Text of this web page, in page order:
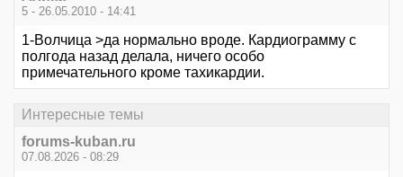
5 - 26.05.2010 - 14:41
1-Волчица >да нормально вроде. Кардиограмму с
полгода назад делала, ничего особо
примечательного кроме тахикардии.
Интересные темы
forums-kuban.ru
07.08.2026 - 08:29